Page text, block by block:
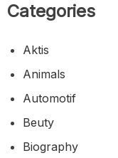
Categories
Aktis
Animals
Automotif
Beuty
Biography